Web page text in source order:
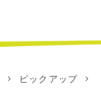
ピックアップ